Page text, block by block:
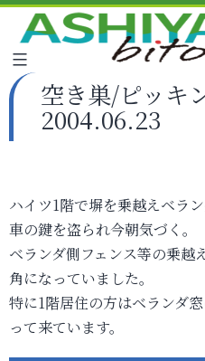
空き巣/ピッキ
2004.06.23
ハイツ1階で塀を乗越えベラ
車の鍵を盗られ今朝気づく。
ベランダ側フェンス等の乗越
角になっていました。
特に1階居住の方はベランダ
って来ています。